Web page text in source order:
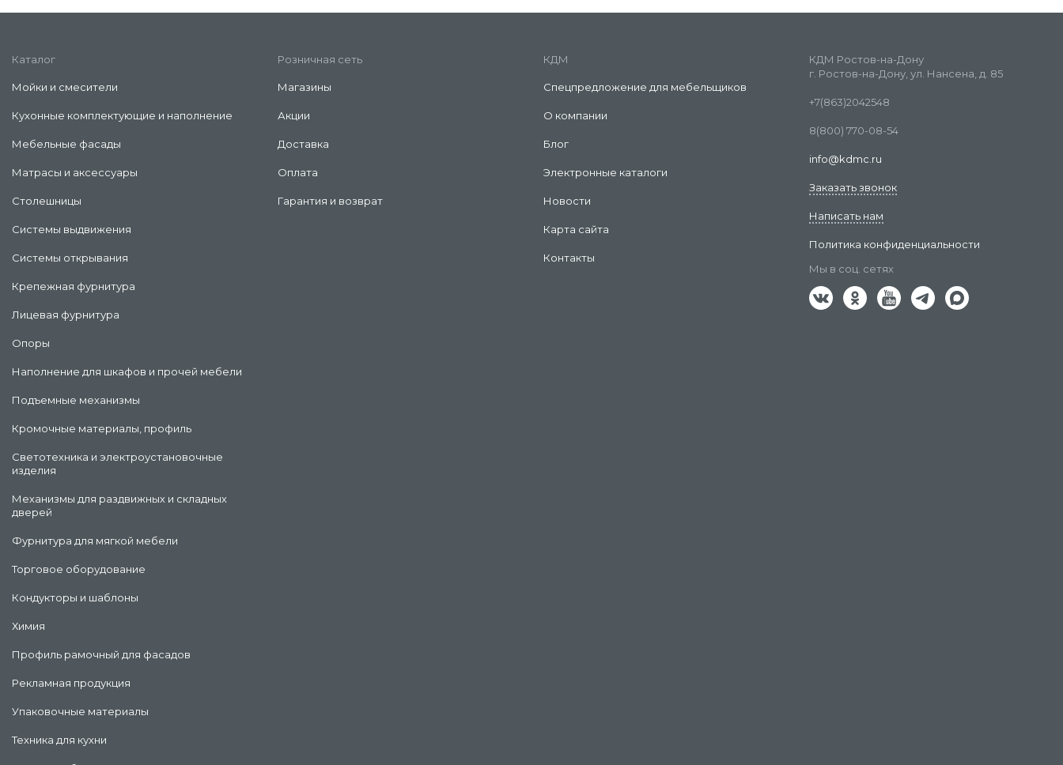
Каталог
Мойки и смесители
Кухонные комплектующие и наполнение
Мебельные фасады
Матрасы и аксессуары
Столешницы
Системы выдвижения
Системы открывания
Крепежная фурнитура
Лицевая фурнитура
Опоры
Наполнение для шкафов и прочей мебели
Подъемные механизмы
Кромочные материалы, профиль
Светотехника и электроустановочные
изделия
Механизмы для раздвижных и складных
дверей
Фурнитура для мягкой мебели
Торговое оборудование
Кондукторы и шаблоны
Химия
Профиль рамочный для фасадов
Рекламная продукция
Упаковочные материалы
Техника для кухни
Розничная сеть
Магазины
Акции
Доставка
Оплата
Гарантия и возврат
КДМ
Спецпредложение для мебельщиков
О компании
Блог
Электронные каталоги
Новости
Карта сайта
Контакты
КДМ Ростов-на-Дону
г. Ростов-на-Дону, ул. Нансена, д. 85
+7(863)2042548
8(800) 770-08-54
info@kdmc.ru
Заказать звонок
Написать нам
Политика конфиденциальности
Мы в соц. сетях